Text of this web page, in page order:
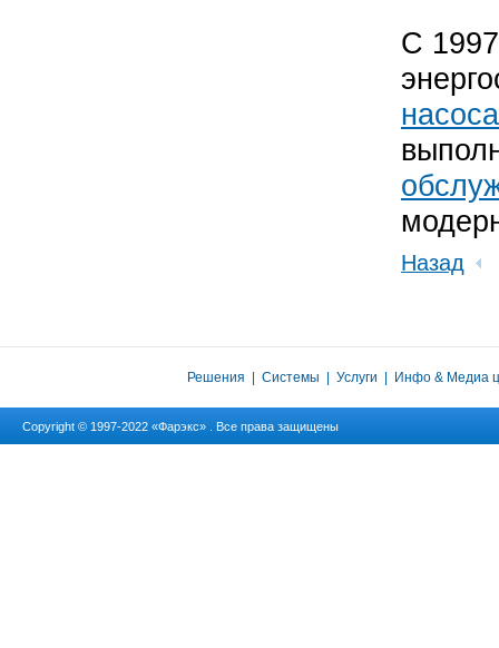
С
Назад
Решения Системы Услуги Инфо & Медиа
Copyright © 1997-2022 «Фарэкс» . Все права защищены